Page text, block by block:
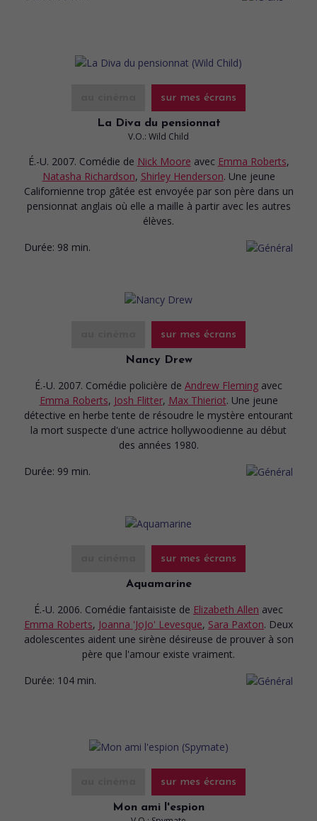
sur mes écrans
La Diva du pensionnat
V.O.: Wild Child
É.-U. 2007. Comédie de Nick Moore avec Emma Roberts,
Natasha Richardson, Shirley Henderson. Une jeune
Californienne trop gâtée est envoyée par son père dans un
pensionnat anglais où elle a maille à partir avec les autres
élèves.
Durée: 98 min.
sur mes écrans
Nancy Drew
É.-U. 2007. Comédie policière de Andrew Fleming avec
Emma Roberts, Josh Flitter, Max Thieriot. Une jeune
détective en herbe tente de résoudre le mystère entourant
la mort suspecte d'une actrice hollywoodienne au début
des années 1980.
Durée: 99 min.
sur mes écrans
Aquamarine
É.-U. 2006. Comédie fantaisiste de Elizabeth Allen avec
Emma Roberts, Joanna 'JoJo' Levesque, Sara Paxton. Deux
adolescentes aident une sirène désireuse de prouver à son
père que l'amour existe vraiment.
Durée: 104 min.
sur mes écrans
Mon ami l'espion